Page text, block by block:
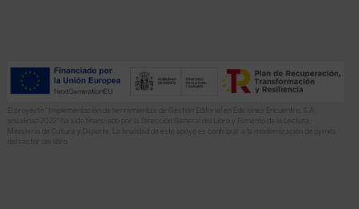
El proyecto “Implementación de herramientas de Gestión Editorial en Ediciones Encuentro, S.A.
anualidad 2022” ha sido financiado por la Dirección General del Libro y Fomento de la Lectura,
Ministerio de Cultura y Deporte. La finalidad de este apoyo es contribuir a la modernización de pymes
del sector del libro.